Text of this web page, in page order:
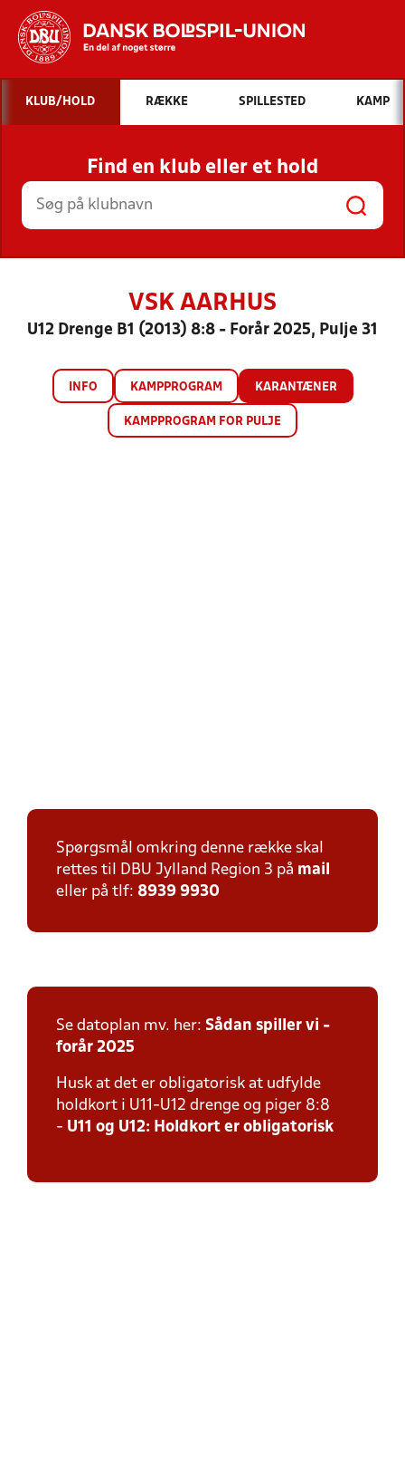
Hvad vil du søge efter?
INDHOLD OG NYHEDER
STILLINGER, RESULTATER, KLUBBER OG
HOLD
KLUB/HOLD RÆKKE SPILLESTED KAMP
Find en klub eller et hold
VSK AARHUS
U12 Drenge B1 (2013) 8:8 - Forår 2025, Pulje 31
INFO KAMPPROGRAM KARANTÆNER
KAMPPROGRAM FOR PULJE
Spørgsmål omkring denne række skal
rettes til DBU Jylland Region 3 på mail
eller på tlf: 8939 9930
Se datoplan mv. her: Sådan spiller vi -
forår 2025
Husk at det er obligatorisk at udfylde
holdkort i U11-U12 drenge og piger 8:8
- U11 og U12: Holdkort er obligatorisk